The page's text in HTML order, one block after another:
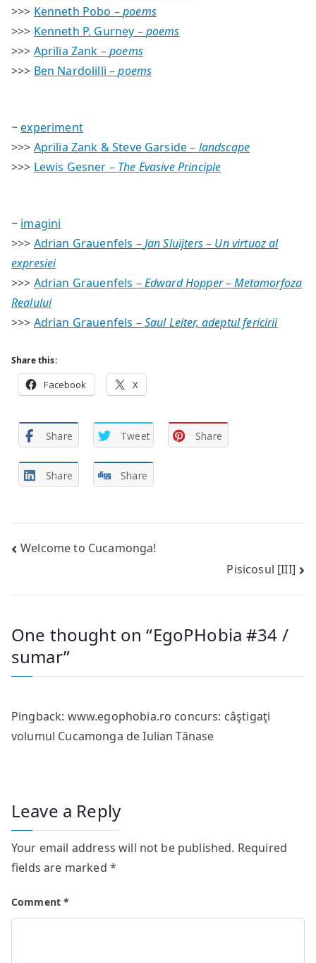
>>> Kenneth Pobo –poems
>>> Kenneth P. Gurney –poems
>>> Aprilia Zank –poems
>>> Ben Nardolilli –poems
~experiment
>>> Aprilia Zank & Steve Garside – landscape
>>> Lewis Gesner – The Evasive Principle
~ imagini
>>> Adrian Grauenfels –Jan Sluijters – Un virtuoz al
expresiei
>>> Adrian Grauenfels –Edward Hopper – Metamorfoza
Realului
>>> Adrian Grauenfels –Saul Leiter, adeptul fericirii
Share this:
Facebook X
Share Tweet Share
Share Share
Post
Welcome to Cucamonga!
Pisicosul [III]
One thought on “EgoPHobia #34 /
sumar”
Pingback: www.egophobia.ro concurs: câştigaţi
volumul Cucamonga de Iulian Tănase
Leave a Reply
Your email address will not be published. Required
fields are marked *
Comment*